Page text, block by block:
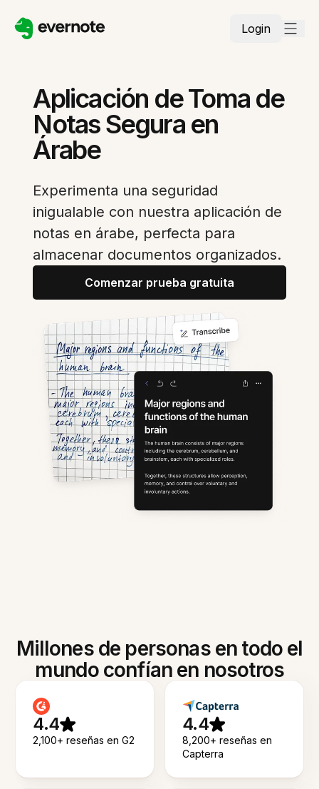
Login
Aplicación de Toma de
Notas Segura en
Árabe
Experimenta una seguridad
inigualable con nuestra aplicación de
notas en árabe, perfecta para
almacenar documentos organizados.
Comenzar prueba gratuita
Millones de personas en todo el
mundo confían en nosotros
4.4
2,100+ reseñas en G2
4.4
8,200+ reseñas en
Capterra